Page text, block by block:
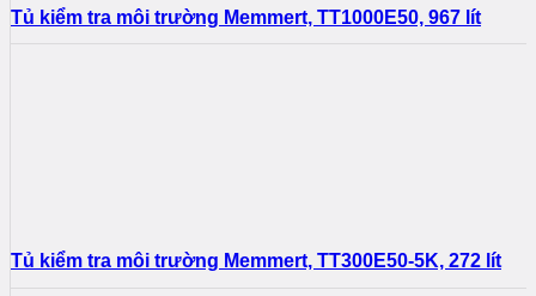
Tủ kiểm tra môi trường Memmert, TT1000E50, 967 lít
Tủ kiểm tra môi trường Memmert, TT300E50-5K, 272 lít